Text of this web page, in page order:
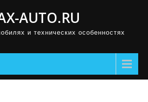
AUTO.RU
и технических особенностях